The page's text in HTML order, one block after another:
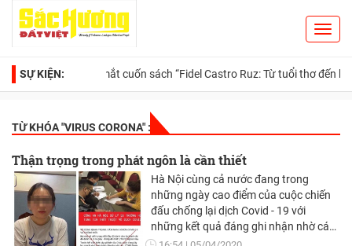
SỰ KIỆN:Ra mắt cuốn sách “Fidel Castro Ruz: Từ tuổi thơ đến huyền
TỪ KHÓA "VIRUS CORONA" :
Thận trọng trong phát ngôn là cần thiết
Hà Nội cùng cả nước đang trong
những ngày cao điểm của cuộc chiến
đấu chống lại dịch Covid - 19 với
những kết quả đáng ghi nhận nhờ các
biện pháp triệt để, kiên quyết và đầy